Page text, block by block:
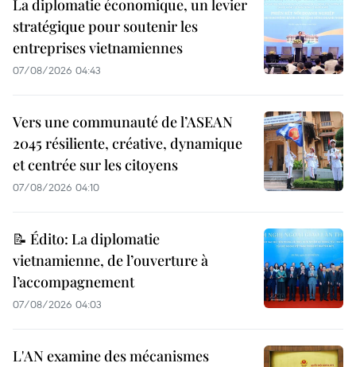
La diplomatie économique, un levier
stratégique pour soutenir les
entreprises vietnamiennes
07/08/2026 04:43
Vers une communauté de l’ASEAN
2045 résiliente, créative, dynamique
et centrée sur les citoyens
07/08/2026 04:10
📝 Édito: La diplomatie
vietnamienne, de l’ouverture à
l’accompagnement
07/08/2026 04:03
L'AN examine des mécanismes